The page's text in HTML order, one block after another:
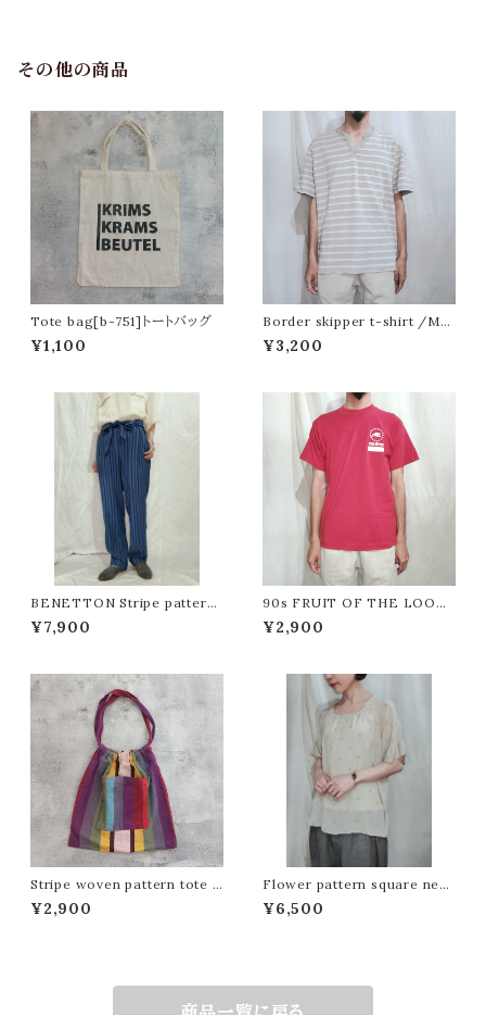
その他の商品
Tote bag[b-751]トートバッグ
¥1,100
Border skipper t-shirt /Ma
de In India [fa-999]インド製
ボーダースキッパーTシャツ
¥3,200
BENETTON Stripe pattern
easy pants[m-1579]ベネトン
ストライプ柄イージーパンツ
¥7,900
90s FRUIT OF THE LOOM
Printed T-shirt /Made In U
SA [fa-909] フルーツオブザル
¥2,900
Stripe woven pattern tote b
ag[b-748]ストライプ織り柄トー
トバッグ
¥2,900
Flower pattern square neck
blouse[m-1572]花柄スクエア
ネックブラウス
¥6,500